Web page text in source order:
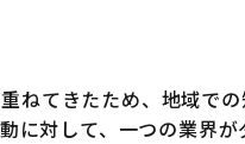
てきたため、地域での
に対して、一つの業界